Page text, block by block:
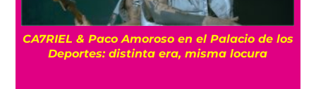
ENTREVISTA La despedida de Big Big Love:
Un último show en la Ciudad de México